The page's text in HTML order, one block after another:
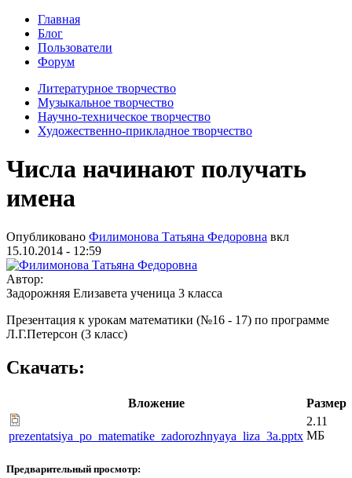
Главная
Блог
Пользователи
Форум
Литературное творчество
Музыкальное творчество
Научно-техническое творчество
Художественно-прикладное творчество
Числа начинают получать
имена
Опубликовано Филимонова Татьяна Федоровна вкл
15.10.2014 - 12:59
Автор:
Задорожняя Елизавета ученица 3 класса
Презентация к урокам математики (№16 - 17) по программе
Л.Г.Петерсон (3 класс)
Скачать:
Вложение Размер
prezentatsiya_po_matematike_zadorozhnyaya_liza_3a.pptx
2.11
МБ
Предварительный просмотр: